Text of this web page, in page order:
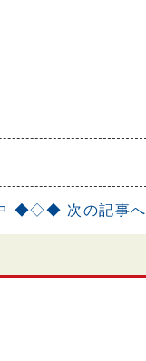
中 ◆◇◆ 次の記事へ